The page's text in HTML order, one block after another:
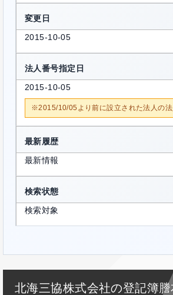
変更日
2015-10-05
法人番号指定日
2015-10-05
※2015/10/05より前に設立された法人の
最新履歴
最新情報
検索状態
検索対象
北海三協株式会社の登記簿謄